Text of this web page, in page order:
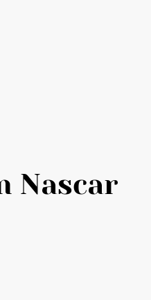
Nascar